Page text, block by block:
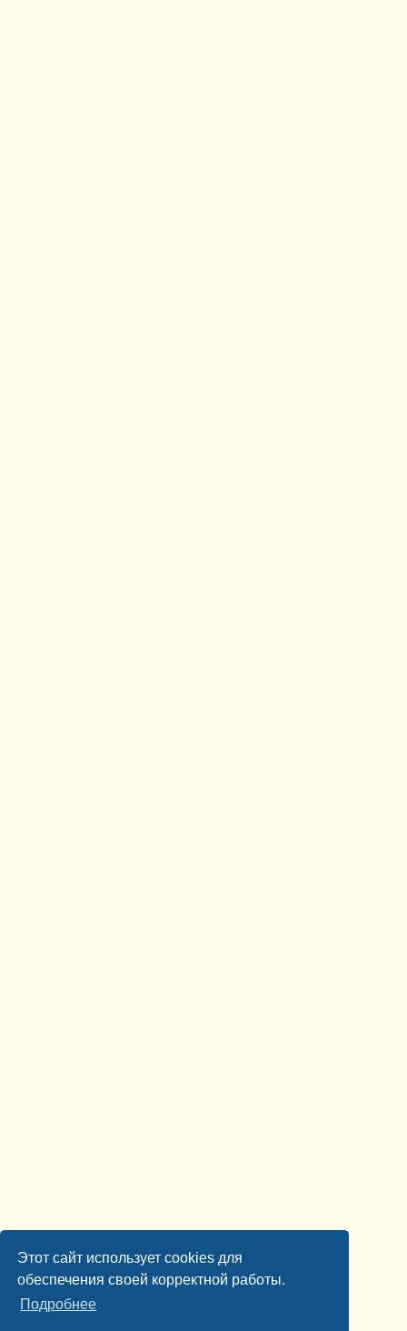
Этот сайт использует cookies для
обеспечения своей корректной работы.
Подробнее